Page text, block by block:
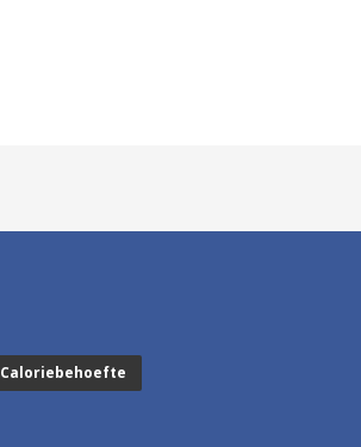
Caloriebehoefte